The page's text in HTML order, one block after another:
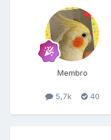
Membro
5,7k 40